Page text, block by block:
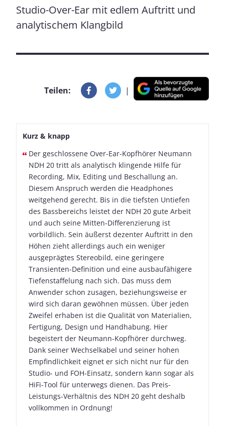
Studio-Over-Ear mit edlem Auftritt und
analytischem Klangbild
Teilen: |
Kurz & knapp
Der geschlossene Over-Ear-Kopfhörer Neumann
NDH 20 tritt als analytisch klingende Hilfe für
Recording, Mix, Editing und Beschallung an.
Diesem Anspruch werden die Headphones
weitgehend gerecht. Bis in die tiefsten Untiefen
des Bassbereichs leistet der NDH 20 gute Arbeit
und auch seine Mitten-Differenzierung ist
vorbildlich. Sein äußerst dezenter Auftritt in den
Höhen zieht allerdings auch ein weniger
ausgeprägtes Stereobild, eine geringere
Transienten-Definition und eine ausbaufähigere
Tiefenstaffelung nach sich. Das muss dem
Anwender schon zusagen, beziehungsweise er
wird sich daran gewöhnen müssen. Über jeden
Zweifel erhaben ist die Qualität von Materialien,
Fertigung, Design und Handhabung. Hier
begeistert der Neumann-Kopfhörer durchweg.
Dank seiner Wechselkabel und seiner hohen
Empfindlichkeit eignet er sich nicht nur für den
Studio- und FOH-Einsatz, sondern kann sogar als
HiFi-Tool für unterwegs dienen. Das Preis-
Leistungs-Verhältnis des NDH 20 geht deshalb
vollkommen in Ordnung!